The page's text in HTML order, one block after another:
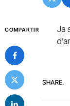
COMPARTIR
Ja
SHARE.